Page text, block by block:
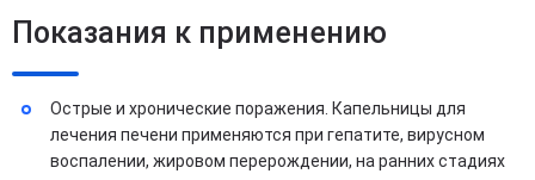
Показания к применению
Острые и хронические поражения. Капельницы для
лечения печени применяются при гепатите, вирусном
воспалении, жировом перерождении, на ранних стадиях